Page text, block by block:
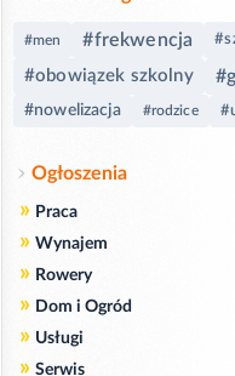
#men #frekwencja
#obowiązek szkolny
#nowelizacja #rodzice
Ogłoszenia
» Praca
» Wynajem
» Rowery
» Dom i Ogród
» Usługi
» Serwis